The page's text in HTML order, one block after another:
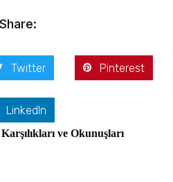
Share:
Twitter Pinterest
LinkedIn
ve Okunuşları